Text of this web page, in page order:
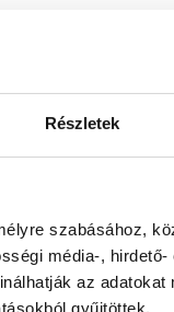
Részletek
szabásához,
média-,
az
nem
reggel
lesznek a